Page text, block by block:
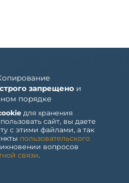
строго запрещено и
порядке
для хранения
сайт, вы даете
с этими файлами, а так
пользовательского
вопросов
связи.